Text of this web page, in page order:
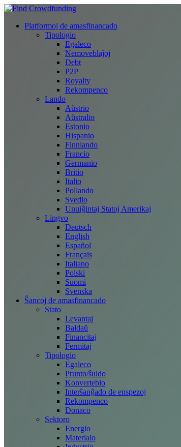
Platformoj de amasfinancado
Tipologio
Egaleco
Nemoveblaĵoj
Debt
P2P
Royalty
Rekompenco
Lando
Aŭstrio
Aŭstralio
Estonio
Hispanio
Finnlando
Francio
Germanio
Britio
Italio
Pollando
Svedio
Unuiĝintaj Statoj Amerikaj
Lingvo
Deutsch
English
Español
Français
Italiano
Polski
Suomi
Svenska
Ŝancoj de amasfinancado
Stato
Levantaj
Baldaŭ
Financitaj
Fermitaj
Tipologio
Egaleco
Prunto/ŝuldo
Konverteblo
Interŝanĝado de enspezoj
Rekompenco
Donaco
Sektoro
Energio
Materialo